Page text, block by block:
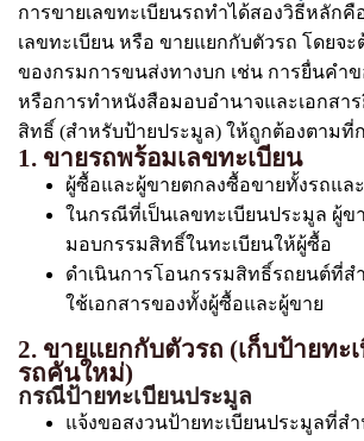
การขายเลขทะเบียนรถทำได้สองวิธีหลัก
เลขทะเบียน หรือ ขายแยกกับตัวรถ โดยจ
ของกรมการขนส่งทางบก เช่น การยื่นคำ
หรือการทำหนังสือมอบอำนาจและเอกสา
สิทธิ์ (สำหรับป้ายประมูล) ให้ถูกต้องตาม
1. ขายรถพร้อมเลขทะเบียน
ผู้ซื้อและผู้ขายตกลงซื้อขายทั้งรถแล
ในกรณีที่เป็นเลขทะเบียนประมูล ผู้ข
มอบกรรมสิทธิ์ในทะเบียนให้ผู้ซื้อ
ดำเนินการโอนกรรมสิทธิ์รถยนต์ที่ส
ใช้เอกสารของทั้งผู้ซื้อและผู้ขาย
2. ขายแยกกับตัวรถ (เก็บป้ายทะ
รถคันใหม่)
กรณีป้ายทะเบียนประมูล
แจ้งขอสงวนป้ายทะเบียนประมูลที่ส